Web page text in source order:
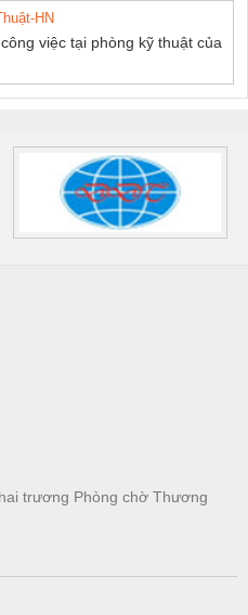
HN
việc tại phòng kỹ thuật của
trương Phòng chờ Thương